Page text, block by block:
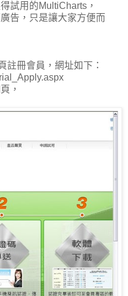
試用的MultiCharts，
告，只是讓大家方便而
註冊會員，網址如下：
，